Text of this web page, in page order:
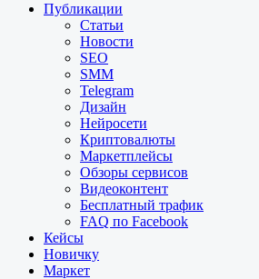
Публикации
Статьи
Новости
SEO
SMM
Telegram
Дизайн
Нейросети
Криптовалюты
Маркетплейсы
Обзоры сервисов
Видеоконтент
Бесплатный трафик
FAQ по Facebook
Кейсы
Новичку
Маркет